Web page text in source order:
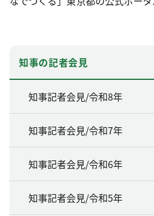
知事の記者会見
知事記者会見/令和8年
知事記者会見/令和7年
知事記者会見/令和6年
知事記者会見/令和5年